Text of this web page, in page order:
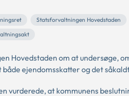
Statsforvaltningen Hovedstaden
Hovedstaden om at undersøge,
ejendomsskatter og det
vurderede, at kommunens